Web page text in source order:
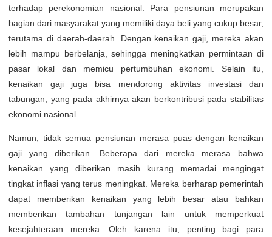
terhadap perekonomian nasional. Para pensiunan merupakan
bagian dari masyarakat yang memiliki daya beli yang cukup besar,
terutama di daerah-daerah. Dengan kenaikan gaji, mereka akan
lebih mampu berbelanja, sehingga meningkatkan permintaan di
pasar lokal dan memicu pertumbuhan ekonomi. Selain itu,
kenaikan gaji juga bisa mendorong aktivitas investasi dan
tabungan, yang pada akhirnya akan berkontribusi pada stabilitas
ekonomi nasional.
Namun, tidak semua pensiunan merasa puas dengan kenaikan
gaji yang diberikan. Beberapa dari mereka merasa bahwa
kenaikan yang diberikan masih kurang memadai mengingat
tingkat inflasi yang terus meningkat. Mereka berharap pemerintah
dapat memberikan kenaikan yang lebih besar atau bahkan
memberikan tambahan tunjangan lain untuk memperkuat
kesejahteraan mereka. Oleh karena itu, penting bagi para